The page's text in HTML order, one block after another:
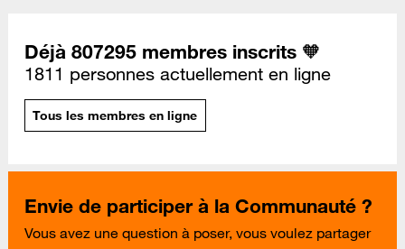
Déjà 807295 membres inscrits 🧡
1811 personnes actuellement en ligne
Tous les membres en ligne
Envie de participer à la Communauté ?
Vous avez une question à poser, vous voulez partager